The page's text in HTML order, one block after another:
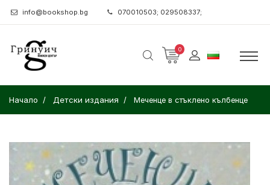
info@bookshop.bg 070010503; 029508337;
0
Начало Детски издания Меченце в стъклено кълбенце